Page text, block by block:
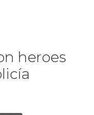
heroes